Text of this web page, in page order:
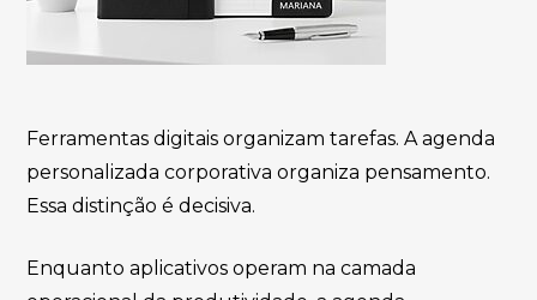
Ferramentas digitais organizam tarefas. A agenda
personalizada corporativa organiza pensamento.
Essa distinção é decisiva.
Enquanto aplicativos operam na camada